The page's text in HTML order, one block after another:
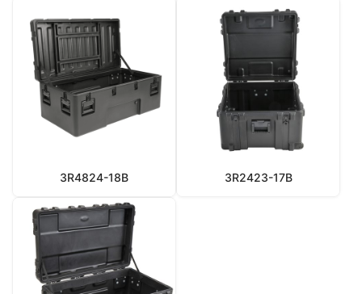
3R4824-18B 3R2423-17B